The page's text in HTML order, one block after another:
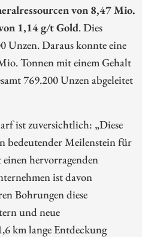
von 8,47 Mio.
1,14 g/t Gold. Dies
Unzen. Daraus konnte eine
Tonnen mit einem Gehalt
769.200 Unzen abgeleitet
ist zuversichtlich: „Diese
bedeutender Meilenstein für
hervorragenden
ist davon
Bohrungen diese
und neue
km lange Entdeckung